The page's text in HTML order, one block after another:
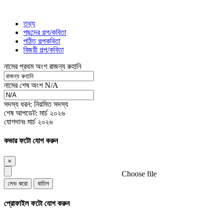
তথ্য
পছন্দের গল্প/কবিতা
পঠিত গল্পকবিতা
বিজয়ী গল্প/কবিতা
নামের প্রথম অংশরাজন্য রুহানি
নামের শেষ অংশN/A
সদস্য ধরন: নিয়মিত সদস্য
শেষ আপডেট: মার্চ ২০২৬
যোগদানঃ মার্চ ২০২৬
কভার ফটো যোগ করুন
×
Choose file
সেভ করো বাতিল
প্রোফাইল ফটো যোগ করুন